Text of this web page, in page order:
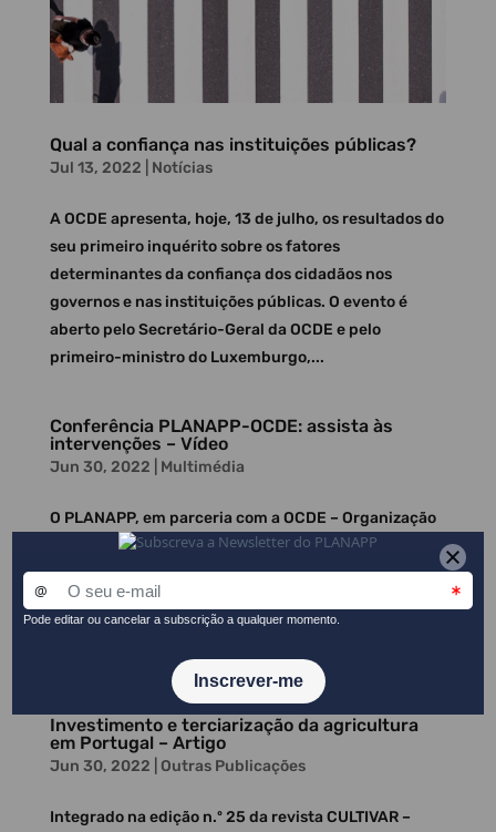
Qual a confiança nas instituições públicas?
Jul 13, 2022 Notícias
A OCDE apresenta, hoje, 13 de julho, os resultados do
seu primeiro inquérito sobre os fatores
determinantes da confiança dos cidadãos nos
governos e nas instituições públicas. O evento é
aberto pelo Secretário-Geral da OCDE e pelo
primeiro-ministro do Luxemburgo,...
Conferência PLANAPP-OCDE: assista às
intervenções – Vídeo
Jun 30, 2022 Multimédia
O PLANAPP, em parceria com a OCDE – Organização
para Cooperação e Desenvolvimento Económico,
realizou, em maio de 2022, a conferência “Pensar a
Governança Pública – Reforçar a Confiança nas
Instituições e na Democracia”. As intervenções dos
Investimento e terciarização da agricultura
em Portugal – Artigo
Jun 30, 2022 Outras Publicações
Integrado na edição n.º 25 da revista CULTIVAR –